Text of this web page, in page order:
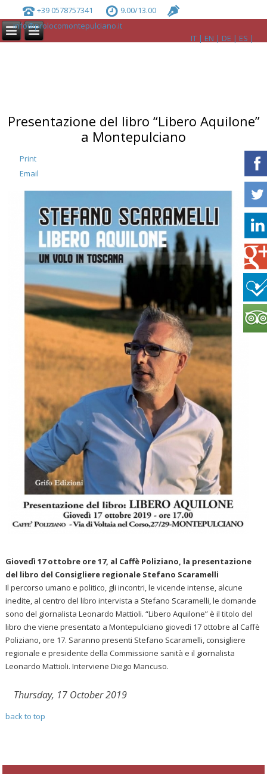
+39 0578757341
9.00/13.00
info@prolocomontepulciano.it
IT
EN DE ES
Presentazione del libro “Libero Aquilone”
a Montepulciano
Print
Email
Giovedì 17 ottobre ore 17, al Caffè Poliziano, la presentazione
del libro del Consigliere regionale Stefano Scaramelli
Il percorso umano e politico, gli incontri, le vicende intense, alcune
inedite, al centro del libro intervista a Stefano Scaramelli, le domande
sono del giornalista Leonardo Mattioli. “Libero Aquilone” è il titolo del
libro che viene presentato a Montepulciano giovedì 17 ottobre al Caffè
Poliziano, ore 17. Saranno presenti Stefano Scaramelli, consigliere
regionale e presidente della Commissione sanità e il giornalista
Leonardo Mattioli. Interviene Diego Mancuso.
Thursday, 17 October 2019
back to top